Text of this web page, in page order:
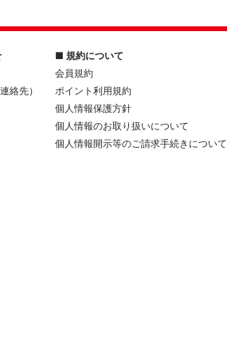
絡先）
■ 規約について
会員規約
ポイント利用規約
個人情報保護方針
個人情報のお取り扱いについて
個人情報開示等のご請求手続きについて